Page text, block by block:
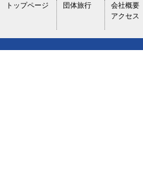
トップページ 団体旅行
会社概要
アクセス